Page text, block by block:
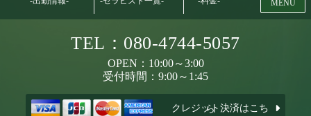
MENU
TEL：080-4744-5057
OPEN：10:00～3:00
受付時間：9:00～1:45
クレジット決済はこちら